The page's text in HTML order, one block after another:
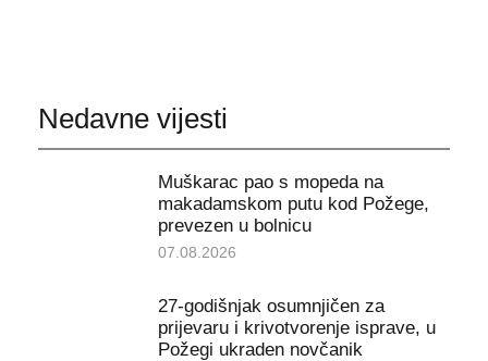
Nedavne vijesti
Muškarac pao s mopeda na
makadamskom putu kod Požege,
prevezen u bolnicu
07.08.2026
27-godišnjak osumnjičen za
prijevaru i krivotvorenje isprave, u
Požegi ukraden novčanik